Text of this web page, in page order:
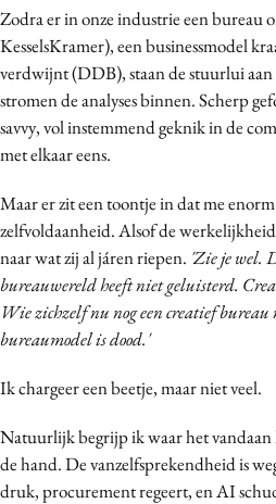
Craft
Customer Experience
Data & Insights
Design
Digital transformation
Diversiteit
Effectiviteit
Gedragsverandering
Influencer marketing
Interne communicatie
Media
Merkstrategie
PR
Programmatic
Zodra er in onze industrie een bureau
KesselsKramer), een businessmodel
verdwijnt (DDB), staan de stuurlui
stromen de analyses binnen. Scherp
savvy, vol instemmend geknik in de
met elkaar eens.
Maar er zit een toontje in dat me
zelfvoldaanheid. Alsof de
naar wat zij al járen riepen. 'Zie je wel.
bureauwereld heeft niet geluisterd.
Wie zichzelf nu nog een creatief bureau
bureaumodel is dood.'
Ik chargeer een beetje, maar niet veel.
Natuurlijk begrijp ik waar het
de hand. De vanzelfsprekendheid is
druk, procurement regeert, en AI